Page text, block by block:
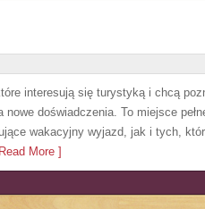
interesują się turystyką i chcą
doświadczenia. To miejsce
wakacyjny wyjazd, jak i tych,
More ]